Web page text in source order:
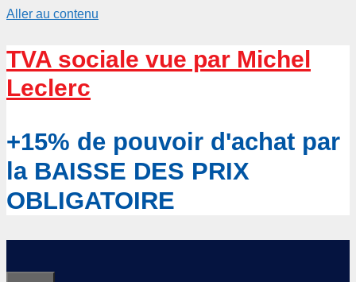
Aller au contenu
TVA sociale vue par Michel
Leclerc
+15% de pouvoir d'achat par
la BAISSE DES PRIX
OBLIGATOIRE